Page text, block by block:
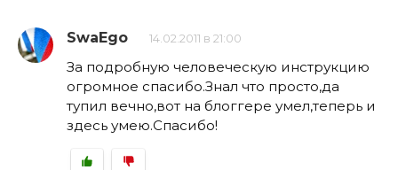
SwaEgo 14.02.2011 в 21:00
За подробную человеческую инструкцию
огромное спасибо.Знал что просто,да
тупил вечно,вот на блоггере умел,теперь и
здесь умею.Спасибо!